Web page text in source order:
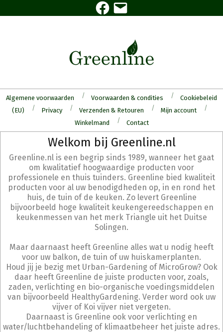
to
Facebook
E-
mail
Algemene voorwaarden Voorwaarden & condities
Cookiebeleid
(EU)
Privacy Verzenden & Retouren
Mijn account
Winkelmand
Contact
Menu
Welkom bij Greenline.nl
Greenline.nl is een begrip sinds 1989, wanneer het gaat
om kwalitatief hoogwaardige producten voor
professionele en thuis tuinders. Greenline bied kwaliteit
producten voor al uw benodigdheden op, in en rond het
huis, de tuin of de keuken. Zo levert Greenline
bijvoorbeeld hoge kwaliteit keukengereedschappen en
keukenmessen van het merk Triangle uit het Duitse
Solingen.
Maar daarnaast heeft Greenline alles wat u nodig heeft
voor uw balkon, de tuin of uw huiskamerplanten.
Houd jij je bezig met Urban-Gardening of MicroGrow? Ook
daar heeft Greenline de juiste producten voor, zoals,
zaden, verlichting en bio-organische voedingsmiddelen
van bijvoorbeeld HealthyGardening. Verder word ook uw
vijver of Koi vijver niet vergeten.
Daarnaast is Greenline ook voor verlichting en
water/luchtbehandeling of klimaatbeheer het juiste adres.